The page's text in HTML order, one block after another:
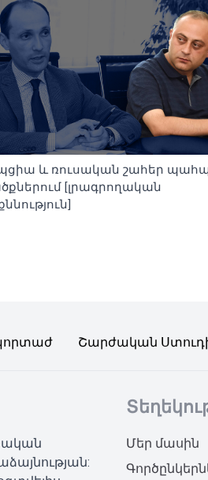
և ռուսական շահեր
[լրագրողական
Շարժական
Մեր մասին